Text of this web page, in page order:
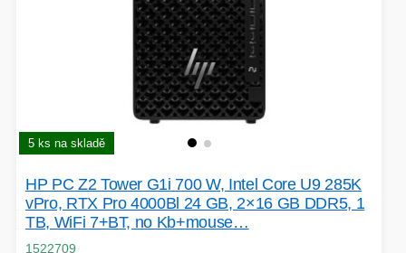
PRAČKY
5 ks na skladě
HP PC Z2 Tower G1i 700 W, Intel Core U9 285K
vPro, RTX Pro 4000Bl 24 GB, 2×16 GB DDR5, 1
TB, WiFi 7+BT, no Kb+mouse…
1522709